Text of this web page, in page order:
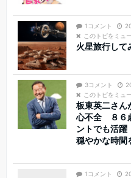
1コメント
このトピをミュ
火星旅行して
3コメント
このトピをミュ
板東英二さ
心不全 ８６
ントでも活躍
穏やかな時間
1コメント